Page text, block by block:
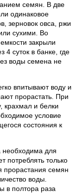
семян. В две
одинаковое
зерновок овса, ржи
сухими. Во
закрыли
4 суток в банке, где
воды семена не
впитывают воду и
прорастать. При
крахмал и белки
условие
состояния к
необходима для
потреблять только
прорастания семян
воды.
в полтора раза